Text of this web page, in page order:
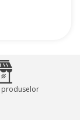
produselor